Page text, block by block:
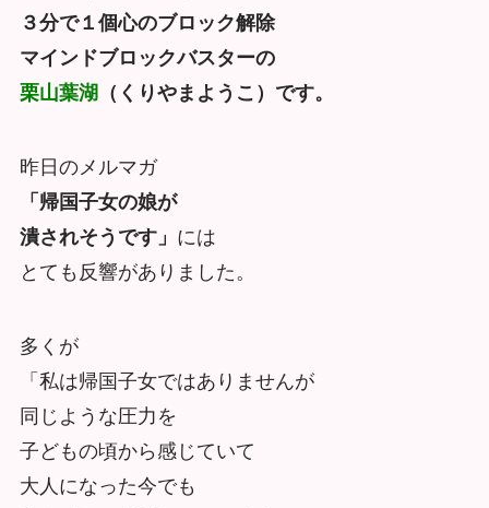
３分で１個心のブロック解除
マインドブロックバスターの
栗山葉湖 （くりやまようこ）です。
昨日のメルマガ
「帰国子女の娘が
潰されそうです」 には
とても反響がありました。
多くが
「私は帰国子女ではありませんが
同じような圧力を
子どもの頃から感じていて
大人になった今でも